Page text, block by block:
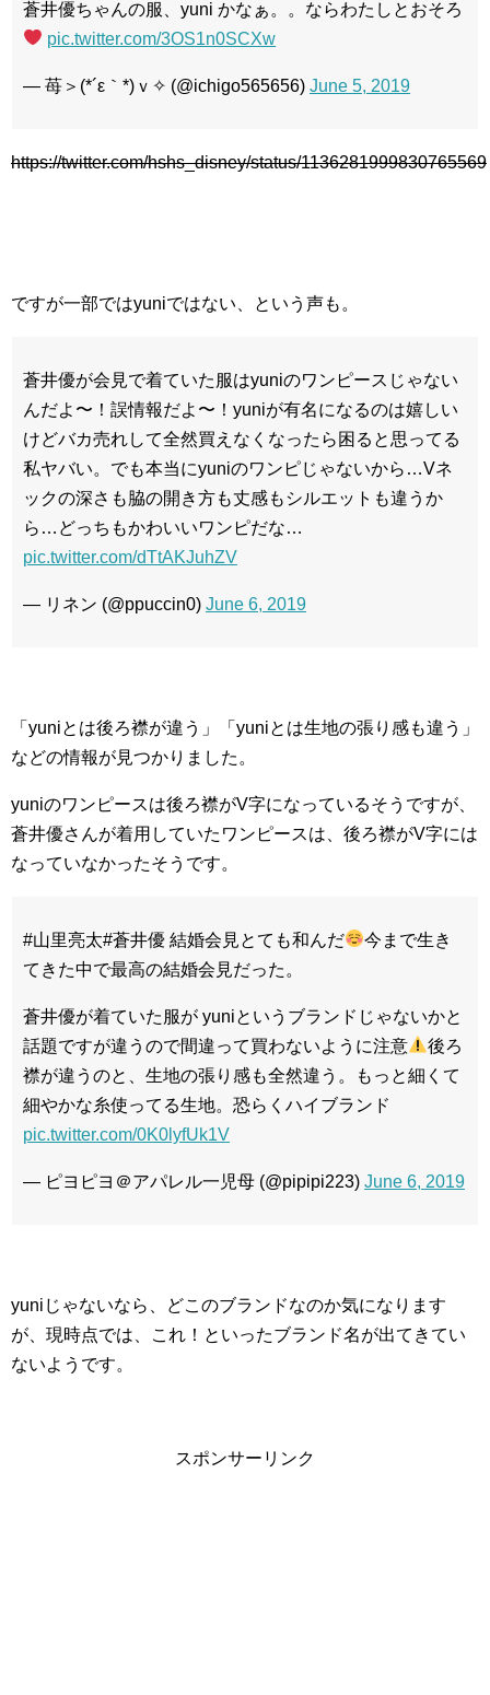
蒼井優ちゃんの服、yuni かなぁ。。ならわたしとおそろ
pic.twitter.com/3OS1n0SCXw
— 苺＞(*´ε｀*)ｖ✧ (@ichigo565656) June 5, 2019
https://twitter.com/hshs_disney/status/1136281999830765569
ですが一部ではyuniではない、という声も。
蒼井優が会見で着ていた服はyuniのワンピースじゃない
んだよ〜！誤情報だよ〜！yuniが有名になるのは嬉しい
けどバカ売れして全然買えなくなったら困ると思ってる
私ヤバい。でも本当にyuniのワンピじゃないから…Vネ
ックの深さも脇の開き方も丈感もシルエットも違うか
ら…どっちもかわいいワンピだな…
pic.twitter.com/dTtAKJuhZV
— リネン (@ppuccin0) June 6, 2019
「yuniとは後ろ襟が違う」「yuniとは生地の張り感も違う」
などの情報が見つかりました。
yuniのワンピースは後ろ襟がV字になっているそうですが、
蒼井優さんが着用していたワンピースは、後ろ襟がV字には
なっていなかったそうです。
#山里亮太#蒼井優 結婚会見とても和んだ
今まで生き
てきた中で最高の結婚会見だった。
蒼井優が着ていた服が yuniというブランドじゃないかと
話題ですが違うので間違って買わないように注意
後ろ
襟が違うのと、生地の張り感も全然違う。もっと細くて
細やかな糸使ってる生地。恐らくハイブランド
pic.twitter.com/0K0lyfUk1V
— ピヨピヨ＠アパレル一児母 (@pipipi223) June 6, 2019
yuniじゃないなら、どこのブランドなのか気になります
が、現時点では、これ！といったブランド名が出てきてい
ないようです。
スポンサーリンク